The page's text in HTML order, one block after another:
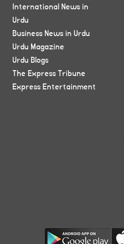
International News in
Urdu
Business News in Urdu
Urdu Magazine
Urdu Blogs
The Express Tribune
Express Entertainment